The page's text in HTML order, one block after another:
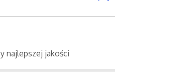
najlepszej jakości